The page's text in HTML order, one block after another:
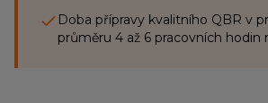
Doba přípravy kvalitního QBR v
průměru 4 až 6 pracovních hodin